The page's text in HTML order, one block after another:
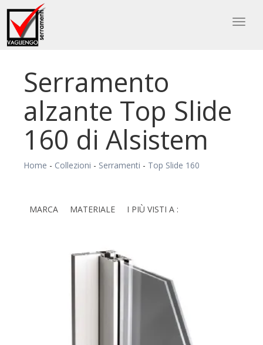
Serramento
alzante Top Slide
160 di Alsistem
Home - Collezioni - Serramenti - Top Slide 160
MARCA MATERIALE I PIÙ VISTI A :